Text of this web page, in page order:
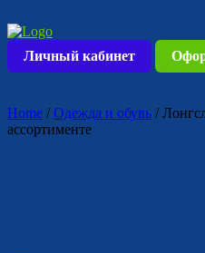
to
content
Личный кабинет
Home /Одежда и обувь /
ассортименте